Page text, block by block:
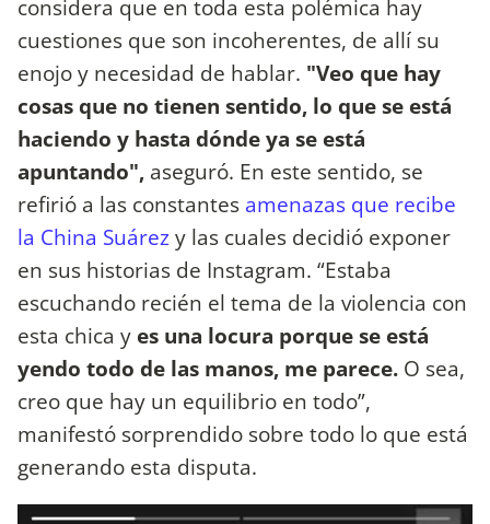
considera que en toda esta polémica hay
cuestiones que son incoherentes, de allí su
enojo y necesidad de hablar. "Veo que hay
cosas que no tienen sentido, lo que se está
haciendo y hasta dónde ya se está
apuntando", aseguró. En este sentido, se
refirió a las constantes amenazas que recibe
la China Suárezy las cuales decidió exponer
en sus historias de Instagram. “Estaba
escuchando recién el tema de la violencia con
esta chica y es una locura porque se está
yendo todo de las manos, me parece. O sea,
creo que hay un equilibrio en todo”,
manifestó sorprendido sobre todo lo que está
generando esta disputa.